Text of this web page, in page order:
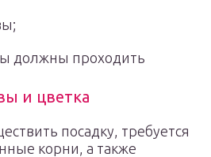
должны проходить
и цветка
посадку, требуется
корни, а также